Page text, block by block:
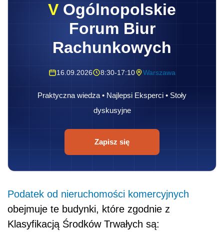
V Ogólnopolskie
Forum Biur
Rachunkowych
16.09.2026 8:30-17:10 Warszawa
Praktyczna wiedza • Najlepsi Eksperci • Stoły
dyskusyjne
Zapisz się
Podatek od nieruchomości komercyjnych
obejmuje te budynki, które zgodnie z
Klasyfikacją Środków Trwałych są: